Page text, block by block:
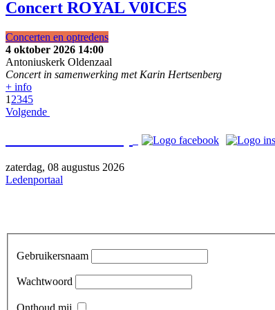
Concert ROYAL V0ICES
Concerten en optredens
4 oktober 2026 14:00
Antoniuskerk Oldenzaal
Concert in samenwerking met Karin Hertsenberg
+ info
1 2345
Volgende
zaterdag, 08 augustus 2026
Ledenportaal
Gebruikersnaam
Wachtwoord